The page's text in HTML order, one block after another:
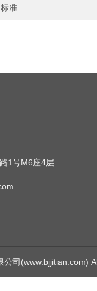
准
1号M6座4层
公司